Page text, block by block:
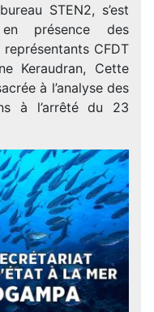
STEN2, s’est
présence des
CFDT
Keraudran, Cette
à l’analyse des
à l’arrêté du 23